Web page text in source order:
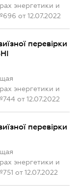
энергетики и
от 12.07.2022
перевірки
энергетики и
от 12.07.2022
перевірки
энергетики и
от 12.07.2022